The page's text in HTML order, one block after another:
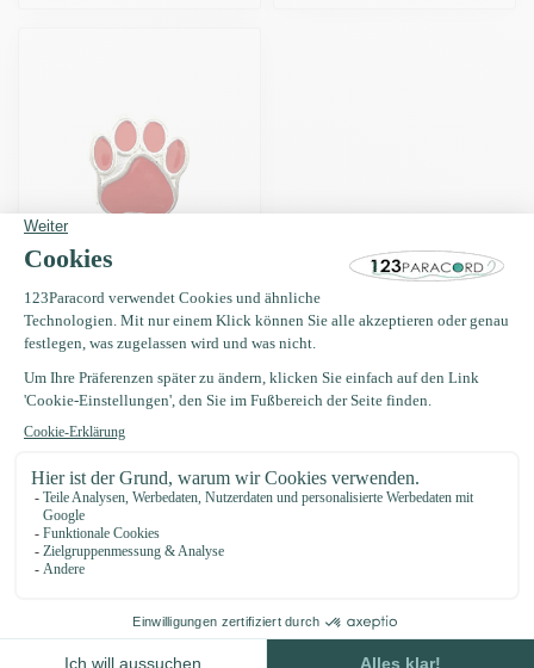
perle metall hund
Pfote rot
€0,65
Auf Lager
Erhalten Sie Nachrichten?
Erhalten Sie sofort 5 % Rabatt!